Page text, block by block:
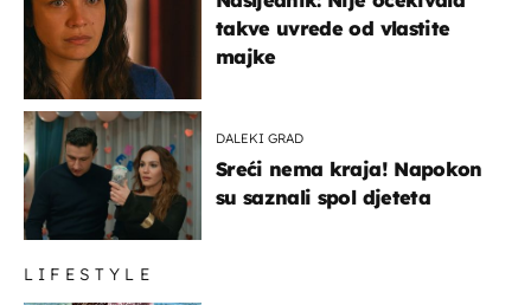
takve uvrede od vlastite
majke
DALEKI GRAD
Sreći nema kraja! Napokon
su saznali spol djeteta
LIFESTYLE